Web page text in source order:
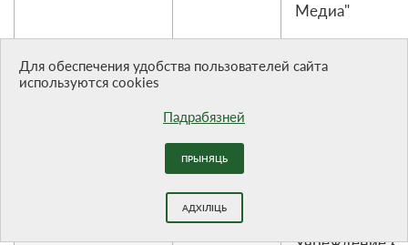
Медиа"
131
Унитарное
Для обеспечения удобства пользователей сайта
используются cookies
Падрабязней
ПРЫНЯЦЬ
АДХІЛІЦЬ